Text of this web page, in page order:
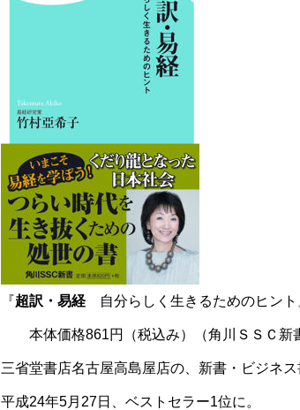
『超訳・易経 自分らしく生きるためのヒント
本体価格861円（税込み）（角川ＳＳＣ新
三省堂書店名古屋高島屋店の、新書・ビジネ
平成24年5月27日、ベストセラー1位に。